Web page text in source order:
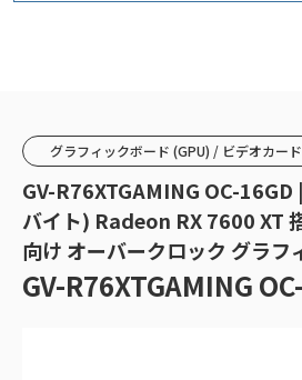
グラフィックボード (GPU) / ビデオカード
GV-R76XTGAMING OC-
バイト) Radeon RX 7600 XT
向け オーバークロック グラフ
GV-R76XTGAMING